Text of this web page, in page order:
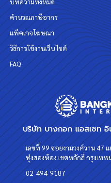
บริษัท บางกอก แอสเซท อิ
เลขที่ 99 ซอยงามวงศ์วาน 47
ทุ่งสองห้อง เขตหลักสี่ กรุงเท
02-494-9187
คำนวณภาษีอากร
แพ็คเกจโฆษณา
วิธีการใช้งานเว็บไซต์
FAQ